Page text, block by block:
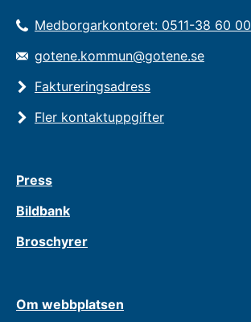
Medborgarkontoret: 0511-38 60 00
gotene.kommun@gotene.se
Faktureringsadress
Fler kontaktuppgifter
Press
Bildbank
Broschyrer
Om webbplatsen